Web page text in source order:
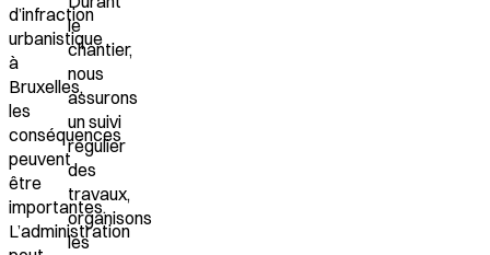
d’infraction
urbanistique
à
Bruxelles,
les
conséquences
peuvent
être
importantes.
L’administration
le
chantier,
nous
assurons
unsuivi
régulier
des
travaux,
organisons
les